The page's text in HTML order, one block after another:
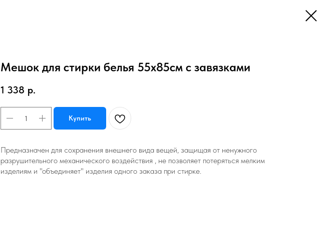
Мешок для стирки белья 55х85см с завязками
1 338 р.
Купить
Предназначен для сохранения внешнего вида вещей, защищая от ненужного
разрушительного механического воздействия , не позволяет потеряться мелким
изделиям и "объединяет" изделия одного заказа при стирке.